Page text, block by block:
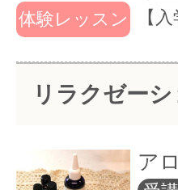
植物には美しさ
化する中で培
アロマとカラー
体験レッスン 【
リラクゼー
ア